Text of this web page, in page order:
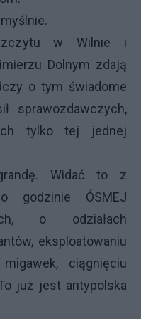
w Wilnie i
Dolnym zdają
o tym świadome
sprawozdawczych,
tylko tej jednej
Widać to z
godzinie ÓSMEJ
o odziałach
eksploatowaniu
ciągnięciu
już jest antypolska